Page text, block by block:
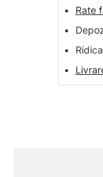
•
Rate
•
•
•